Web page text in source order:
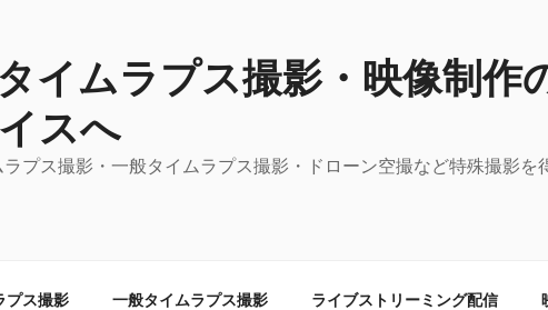
イムラプス撮影・映像制作
スへ
プス撮影・一般タイムラプス撮影・ドローン空撮など特殊撮影
プス撮影 一般タイムラプス撮影 ライブストリーミング配信